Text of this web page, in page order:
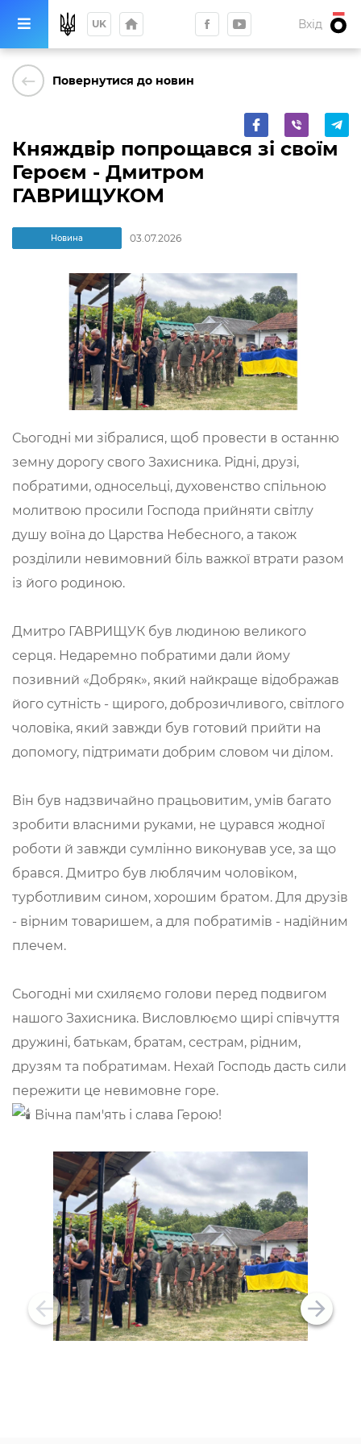
UK home Вхід
keyboard_backspace Повернутися до новин
Княждвір попрощався зі своїм
Героєм - Дмитром
ГАВРИЩУКОМ
Новина 03.07.2026
Сьогодні ми зібралися, щоб провести в останню
земну дорогу свого Захисника. Рідні, друзі,
побратими, односельці, духовенство спільною
молитвою просили Господа прийняти світлу
душу воїна до Царства Небесного, а також
розділили невимовний біль важкої втрати разом
із його родиною.
Дмитро ГАВРИЩУК був людиною великого
серця. Недаремно побратими дали йому
позивний «Добряк», який найкраще відображав
його сутність - щирого, доброзичливого, світлого
чоловіка, який завжди був готовий прийти на
допомогу, підтримати добрим словом чи ділом.
Він був надзвичайно працьовитим, умів багато
зробити власними руками, не цурався жодної
роботи й завжди сумлінно виконував усе, за що
брався. Дмитро був люблячим чоловіком,
турботливим сином, хорошим братом. Для друзів
- вірним товаришем, а для побратимів - надійним
плечем.
Сьогодні ми схиляємо голови перед подвигом
нашого Захисника. Висловлюємо щирі співчуття
дружині, батькам, братам, сестрам, рідним,
друзям та побратимам. Нехай Господь дасть сили
пережити це невимовне горе.
Вічна пам'ять і слава Герою!